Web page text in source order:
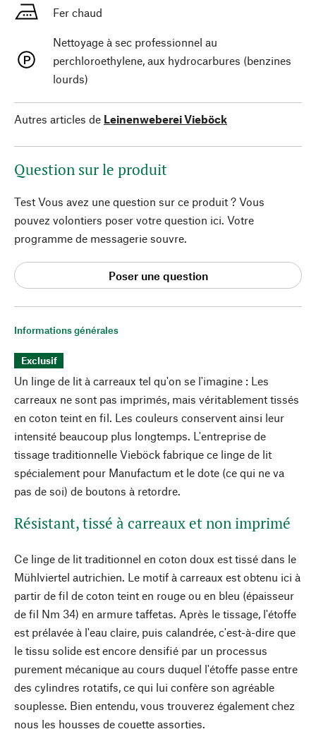
Informations générales
Exclusif
Un linge de lit à carreaux tel qu'on se l'imagine : Les
carreaux ne sont pas imprimés, mais véritablement tissés
en coton teint en fil. Les couleurs conservent ainsi leur
intensité beaucoup plus longtemps. L'entreprise de
tissage traditionnelle Vieböck fabrique ce linge de lit
spécialement pour Manufactum et le dote (ce qui ne va
pas de soi) de boutons à retordre.
Résistant, tissé à carreaux et non imprimé
Ce linge de lit traditionnel en coton doux est tissé dans le
Mühlviertel autrichien. Le motif à carreaux est obtenu ici à
partir de fil de coton teint en rouge ou en bleu (épaisseur
de fil Nm 34) en armure taffetas. Après le tissage, l'étoffe
est prélavée à l'eau claire, puis calandrée, c'est-à-dire que
le tissu solide est encore densifié par un processus
purement mécanique au cours duquel l'étoffe passe entre
des cylindres rotatifs, ce qui lui confère son agréable
souplesse. Bien entendu, vous trouverez également chez
nous les housses de couette assorties.
Fer chaud
Nettoyage à sec professionnel au
perchloroethylene, aux hydrocarbures (benzines
lourds)
Autres articles de Leinenweberei Vieböck
Question sur le produit
Test Vous avez une question sur ce produit ? Vous
pouvez volontiers poser votre question ici. Votre
programme de messagerie souvre.
Poser une question